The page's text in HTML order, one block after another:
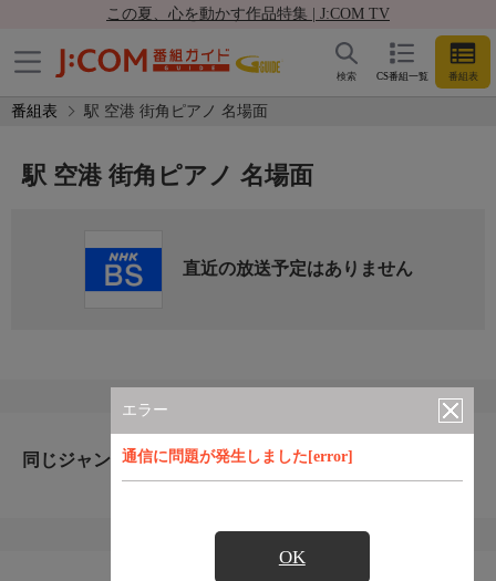
この夏、心を動かす作品特集 | J:COM TV
CS番組一覧 番組表
検索
番組表 駅 空港 街角ピアノ 名場面
エラー
通信に問題が発生しました[error]
OK
駅 空港 街角ピアノ 名場面
直近の放送予定はありません
同じジャンルのおすすめ番組